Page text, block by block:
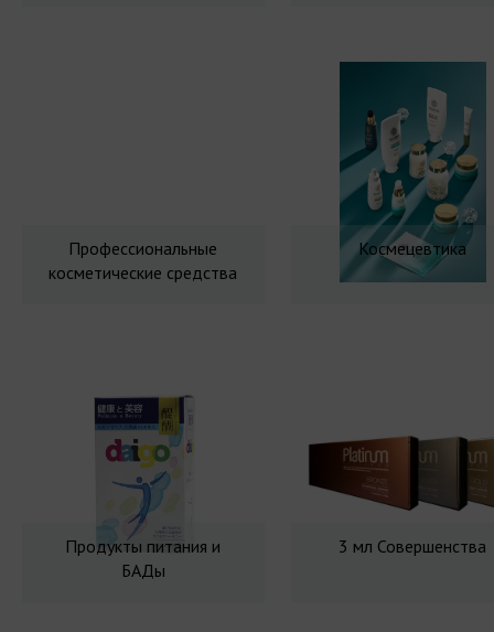
Профессиональные
косметические средства
Космецевтика
Продукты питания и
БАДы
3 мл Совершенства